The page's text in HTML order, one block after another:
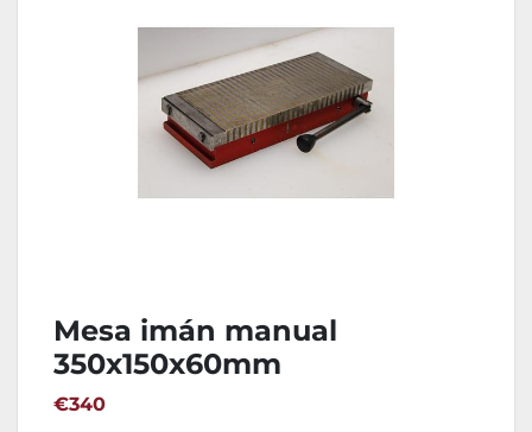
Mesa imán manual
350x150x60mm
€340